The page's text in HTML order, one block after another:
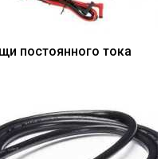
постоянного тока